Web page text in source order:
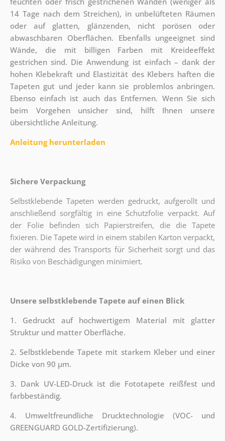
14 Tage nach dem Streichen), in unbelüfteten Räumen
oder auf glatten, glänzenden, nicht porösen oder
abwaschbaren Oberflächen. Ebenfalls ungeeignet sind
Wände, die mit billigen Farben mit Kreideeffekt
gestrichen sind. Die Anwendung ist einfach – dank der
hohen Klebekraft und Elastizität des Klebers haften die
Tapeten gut und jeder kann sie problemlos anbringen.
Ebenso einfach ist auch das Entfernen. Wenn Sie sich
beim Vorgehen unsicher sind, hilft Ihnen unsere
übersichtliche Anleitung.
Anleitung herunterladen
Sichere Verpackung
Selbstklebende Tapeten werden gedruckt, aufgerollt und
anschließend sorgfältig in eine Schutzfolie verpackt. Auf
der Folie befinden sich Papierstreifen, die die Tapete
fixieren. Die Tapete wird in einem stabilen Karton verpackt,
der während des Transports für Sicherheit sorgt und das
Risiko von Beschädigungen minimiert.
Unsere selbstklebende Tapete auf einen Blick
1. Gedruckt auf hochwertigem Material mit glatter
Struktur und matter Oberfläche.
2. Selbstklebende Tapete mit starkem Kleber und einer
Dicke von 90 µm.
3. Dank UV-LED-Druck ist die Fototapete reißfest und
farbbeständig.
4. Umweltfreundliche Drucktechnologie (VOC- und
GREENGUARD GOLD-Zertifizierung).